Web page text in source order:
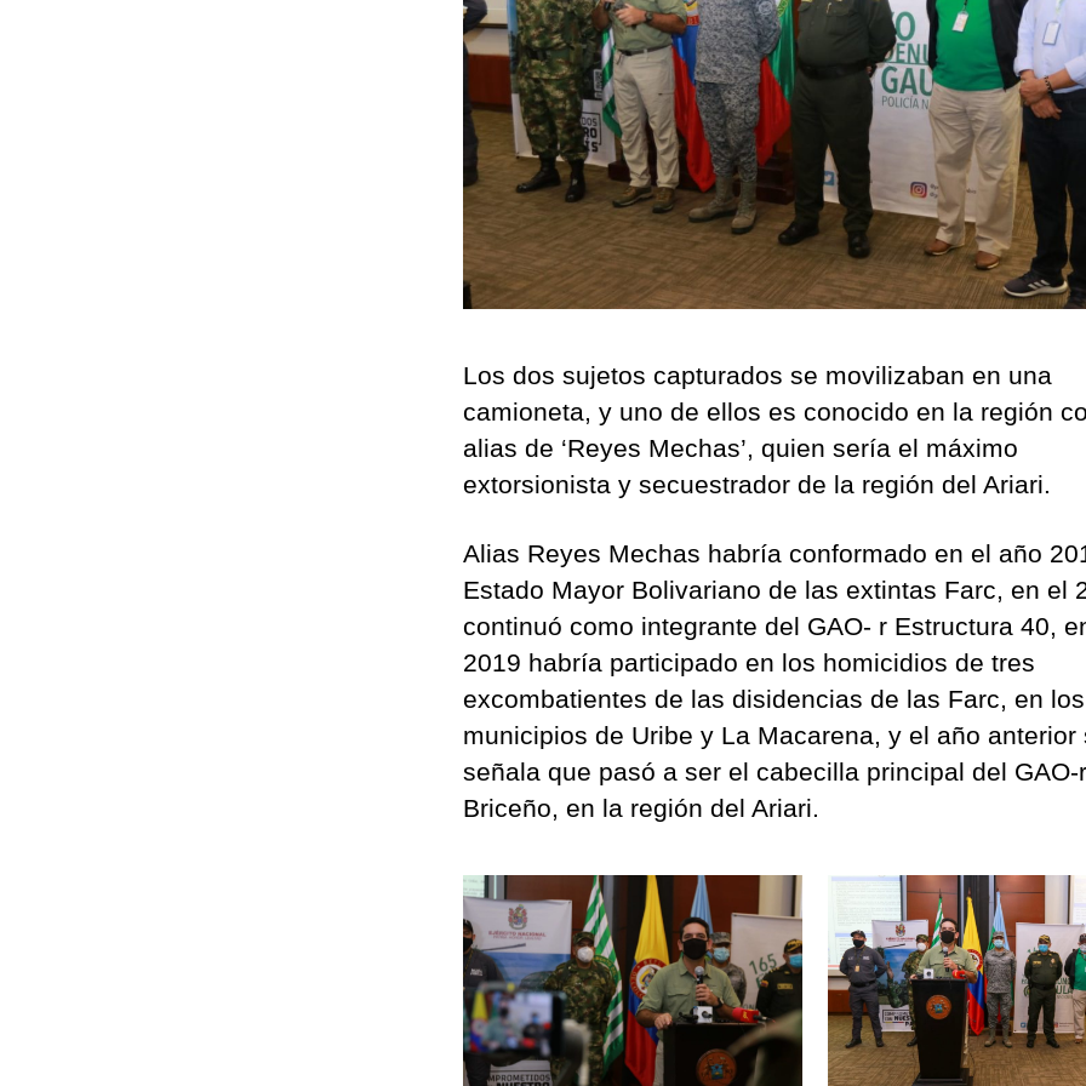
Los dos sujetos capturados se movilizaban en una
camioneta, y uno de ellos es conocido en la región
alias de ‘Reyes Mechas’, quien sería el máximo
extorsionista y secuestrador de la región del Ariari.
Alias Reyes Mechas habría conformado en el año
Estado Mayor Bolivariano de las extintas Farc, en el
continuó como integrante del GAO- r Estructura 40,
2019 habría participado en los homicidios de tres
excombatientes de las disidencias de las Farc, en los
municipios de Uribe y La Macarena, y el año anterior
señala que pasó a ser el cabecilla principal del GAO-
Briceño, en la región del Ariari.